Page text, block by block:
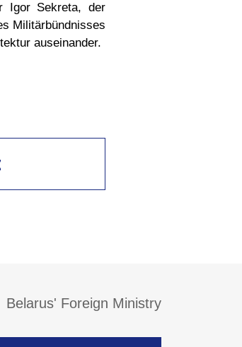
Igor Sekreta, der
Militärbündnisses
auseinander.
Belarus' Foreign Ministry